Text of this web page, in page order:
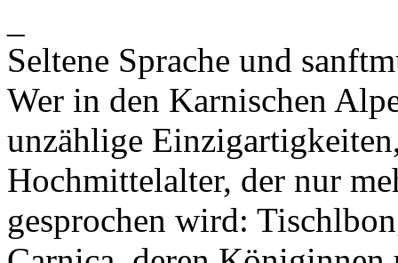
Seltene Sprache und
Wer in den Karnischen
unzählige
Hochmittelalter, der nur
gesprochen wird: